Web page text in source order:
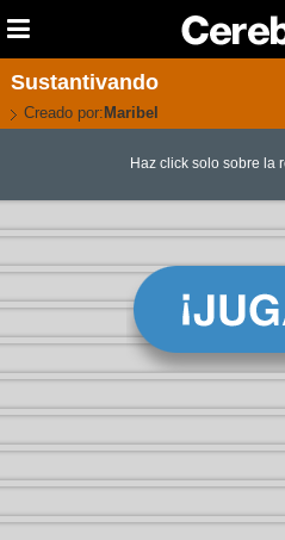
Sustantivando
Creado por: Maribel
Haz click solo sobre la